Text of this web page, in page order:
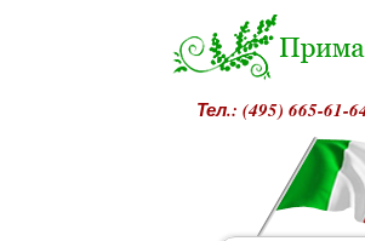
Тел.: (495) 665-61-